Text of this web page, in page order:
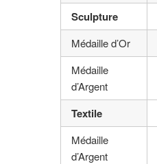
Sculpture
Médaille d’Or
Médaille
d’Argent
Textile
Médaille
d’Argent